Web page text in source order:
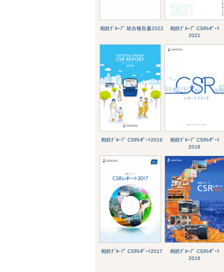
相鉄ｸﾞﾙｰﾌﾟ 統合報告書2022
相鉄ｸﾞﾙｰﾌﾟ CSRﾚﾎﾟｰﾄ
2021
相鉄ｸﾞﾙｰﾌﾟ CSRﾚﾎﾟｰﾄ2019
相鉄ｸﾞﾙｰﾌﾟ CSRﾚﾎﾟｰﾄ
2018
相鉄ｸﾞﾙｰﾌﾟ CSRﾚﾎﾟｰﾄ2017
相鉄ｸﾞﾙｰﾌﾟ CSRﾚﾎﾟｰﾄ
2016